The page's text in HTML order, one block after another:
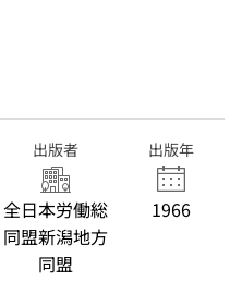
出版者
全日本労働総
同盟新潟地方
同盟
出版年
1966